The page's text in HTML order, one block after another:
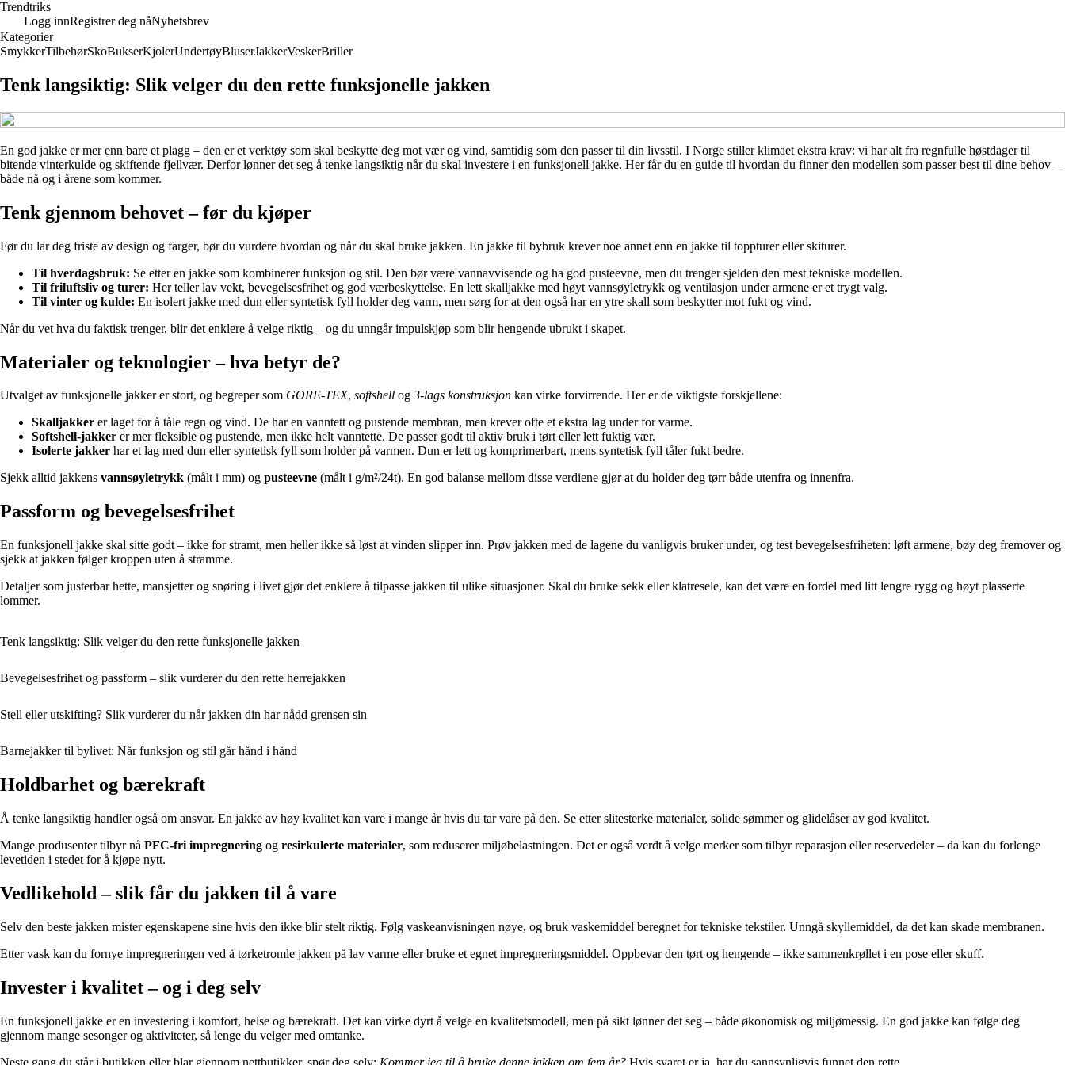
Trendtriks
Logg innRegistrer deg nåNyhetsbrev
Kategorier
SmykkerTilbehørSkoBukserKjolerUndertøyBluserJakkerVeskerBriller
Tenk langsiktig: Slik velger du den rette funksjonelle jakken
En god jakke er mer enn bare et plagg – den er et verktøy som skal beskytte deg mot vær og vind, samtidig som den passer til din livsstil. I Norge stiller klimaet ekstra krav: vi har alt fra regnfulle høstdager til
bitende vinterkulde og skiftende fjellvær. Derfor lønner det seg å tenke langsiktig når du skal investere i en funksjonell jakke. Her får du en guide til hvordan du finner den modellen som passer best til dine behov –
både nå og i årene som kommer.
Tenk gjennom behovet – før du kjøper
Før du lar deg friste av design og farger, bør du vurdere hvordan og når du skal bruke jakken. En jakke til bybruk krever noe annet enn en jakke til toppturer eller skiturer.
Til hverdagsbruk: Se etter en jakke som kombinerer funksjon og stil. Den bør være vannavvisende og ha god pusteevne, men du trenger sjelden den mest tekniske modellen.
Til friluftsliv og turer: Her teller lav vekt, bevegelsesfrihet og god værbeskyttelse. En lett skalljakke med høyt vannsøyletrykk og ventilasjon under armene er et trygt valg.
Til vinter og kulde: En isolert jakke med dun eller syntetisk fyll holder deg varm, men sørg for at den også har en ytre skall som beskytter mot fukt og vind.
Når du vet hva du faktisk trenger, blir det enklere å velge riktig – og du unngår impulskjøp som blir hengende ubrukt i skapet.
Materialer og teknologier – hva betyr de?
Utvalget av funksjonelle jakker er stort, og begreper som GORE-TEX, softshell og 3-lags konstruksjon kan virke forvirrende. Her er de viktigste forskjellene:
Skalljakker er laget for å tåle regn og vind. De har en vanntett og pustende membran, men krever ofte et ekstra lag under for varme.
Softshell-jakker er mer fleksible og pustende, men ikke helt vanntette. De passer godt til aktiv bruk i tørt eller lett fuktig vær.
Isolerte jakker har et lag med dun eller syntetisk fyll som holder på varmen. Dun er lett og komprimerbart, mens syntetisk fyll tåler fukt bedre.
Sjekk alltid jakkens vannsøyletrykk (målt i mm) og pusteevne (målt i g/m²/24t). En god balanse mellom disse verdiene gjør at du holder deg tørr både utenfra og innenfra.
Passform og bevegelsesfrihet
En funksjonell jakke skal sitte godt – ikke for stramt, men heller ikke så løst at vinden slipper inn. Prøv jakken med de lagene du vanligvis bruker under, og test bevegelsesfriheten: løft armene, bøy deg fremover og
sjekk at jakken følger kroppen uten å stramme.
Detaljer som justerbar hette, mansjetter og snøring i livet gjør det enklere å tilpasse jakken til ulike situasjoner. Skal du bruke sekk eller klatresele, kan det være en fordel med litt lengre rygg og høyt plasserte
lommer.
Tenk langsiktig: Slik velger du den rette funksjonelle jakken
Bevegelsesfrihet og passform – slik vurderer du den rette herrejakken
Stell eller utskifting? Slik vurderer du når jakken din har nådd grensen sin
Barnejakker til bylivet: Når funksjon og stil går hånd i hånd
Holdbarhet og bærekraft
Å tenke langsiktig handler også om ansvar. En jakke av høy kvalitet kan vare i mange år hvis du tar vare på den. Se etter slitesterke materialer, solide sømmer og glidelåser av god kvalitet.
Mange produsenter tilbyr nå PFC-fri impregnering og resirkulerte materialer, som reduserer miljøbelastningen. Det er også verdt å velge merker som tilbyr reparasjon eller reservedeler – da kan du forlenge
levetiden i stedet for å kjøpe nytt.
Vedlikehold – slik får du jakken til å vare
Selv den beste jakken mister egenskapene sine hvis den ikke blir stelt riktig. Følg vaskeanvisningen nøye, og bruk vaskemiddel beregnet for tekniske tekstiler. Unngå skyllemiddel, da det kan skade membranen.
Etter vask kan du fornye impregneringen ved å tørketromle jakken på lav varme eller bruke et egnet impregneringsmiddel. Oppbevar den tørt og hengende – ikke sammenkrøllet i en pose eller skuff.
Invester i kvalitet – og i deg selv
En funksjonell jakke er en investering i komfort, helse og bærekraft. Det kan virke dyrt å velge en kvalitetsmodell, men på sikt lønner det seg – både økonomisk og miljømessig. En god jakke kan følge deg
gjennom mange sesonger og aktiviteter, så lenge du velger med omtanke.
Neste gang du står i butikken eller blar gjennom nettbutikker, spør deg selv: Kommer jeg til å bruke denne jakken om fem år? Hvis svaret er ja, har du sannsynligvis funnet den rette.